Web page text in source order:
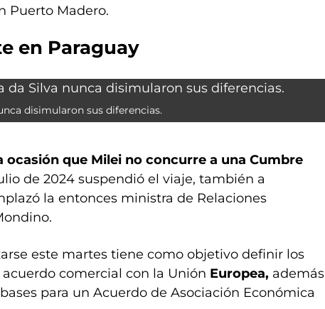
Puerto Madero.
en Paraguay
disimularon sus diferencias.
ocasión que Milei no concurre a una Cumbre
de 2024 suspendió el viaje, también a
la entonces ministra de Relaciones
este martes tiene como objetivo definir los
comercial con la Unión Europea, además
para un Acuerdo de Asociación Económica